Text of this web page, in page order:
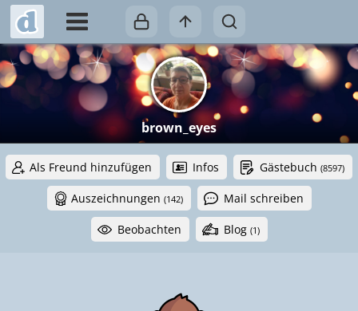
brown_eyes
Als Freund hinzufügen Infos Gästebuch (8597)
Auszeichnungen (142) Mail schreiben
Beobachten Blog (1)